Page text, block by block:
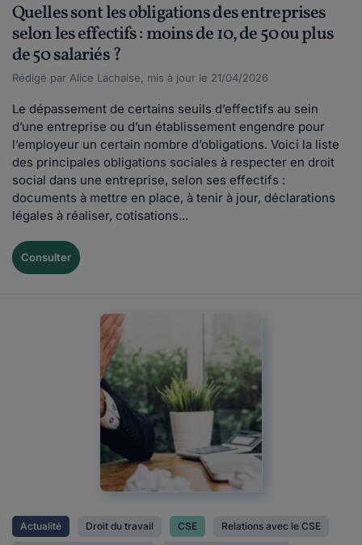
Quelles sont les obligations des entreprises
selon les effectifs : moins de 10, de 50 ou plus
de 50 salariés ?
Rédigé par Alice Lachaise, mis à jour le 21/04/2026
Le dépassement de certains seuils d’effectifs au sein
d’une entreprise ou d’un établissement engendre pour
l’employeur un certain nombre d’obligations. Voici la liste
des principales obligations sociales à respecter en droit
social dans une entreprise, selon ses effectifs :
documents à mettre en place, à tenir à jour, déclarations
légales à réaliser, cotisations...
Consulter
Actualité Droit du travail CSE Relations avec le CSE